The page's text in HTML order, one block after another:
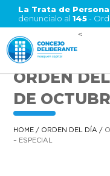
La Trata de
denuncialo al 145-
<
ORDEN
DE
HOME / ORDEN DEL DÍA /
– ESPECIAL